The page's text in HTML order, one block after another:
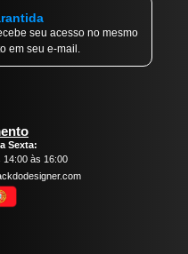
seu acesso no mesmo
em seu e-mail.
Sexta:
14:00 às 16:00